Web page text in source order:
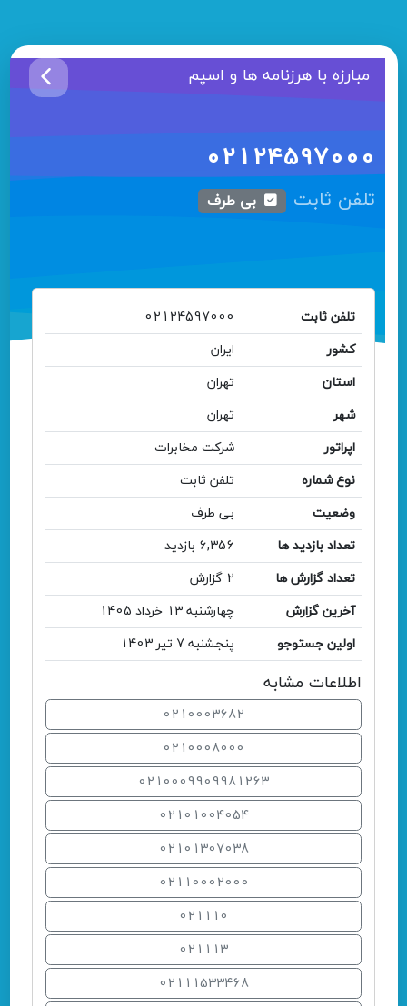
مبارزه با هرزنامه ها و اسپم
02124597000
تلفن ثابت بی طرف
تلفن ثابت
02124597000
کشور
ایران
استان
تهران
شهر
تهران
اپراتور
شرکت مخابرات
نوع شماره
تلفن ثابت
وضعیت
بی طرف
تعداد بازدید ها
6,356 بازدید
تعداد گزارش ها
2 گزارش
آخرین گزارش
چهارشنبه 13 خرداد 1405
اولین جستوجو
پنجشنبه 7 تیر 1403
اطلاعات مشابه
0210003682
0210008000
0210009909981263
02101004054
02101307038
02110002000
021110
021113
02111533468